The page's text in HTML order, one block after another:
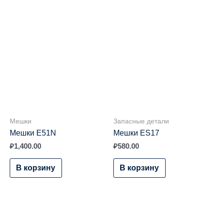
Мешки
Мешки E51N
₽1,400.00
В корзину
Запасные детали
Мешки ES17
₽580.00
В корзину